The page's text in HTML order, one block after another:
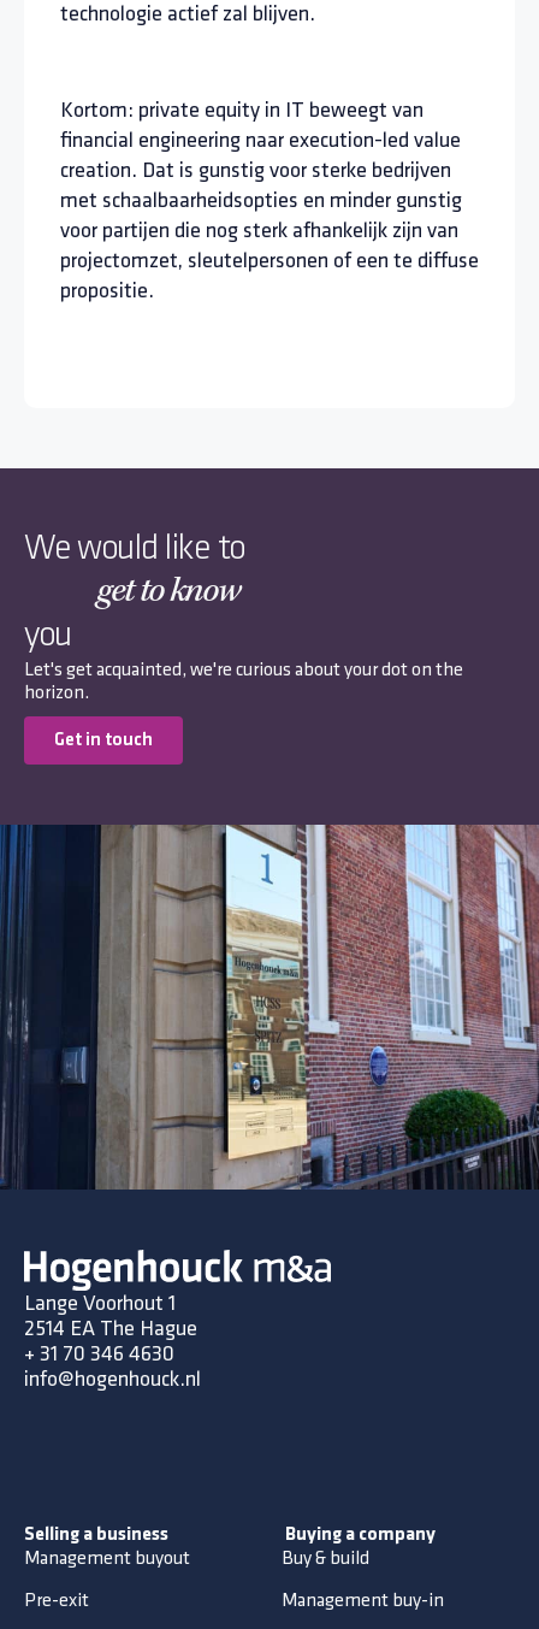
technologie actief zal blijven.
Kortom: private equity in IT beweegt van
financial engineering naar execution-led value
creation. Dat is gunstig voor sterke bedrijven
met schaalbaarheidsopties en minder gunstig
voor partijen die nog sterk afhankelijk zijn van
projectomzet, sleutelpersonen of een te diffuse
propositie.
We would like to
get to know
you
Let's get acquainted, we're curious about your dot on the
horizon.
Get in touch
Lange Voorhout 1
2514 EA The Hague
+ 31 70 346 4630
info@hogenhouck.nl
Selling a business
Management buyout
Pre-exit
Buying a company
Buy & build
Management buy-in